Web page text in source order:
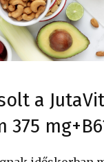
a JutaVit
375